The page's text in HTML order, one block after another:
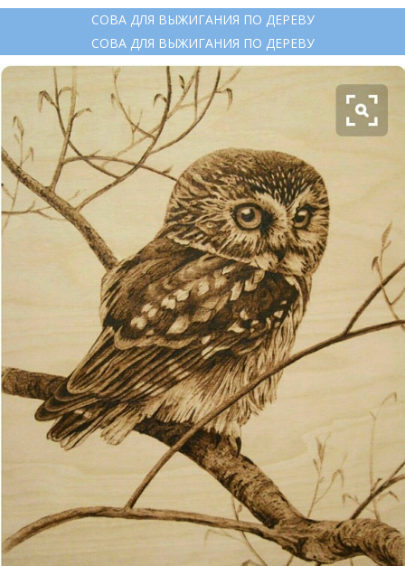
СОВА ДЛЯ ВЫЖИГАНИЯ ПО ДЕРЕВУ
СОВА ДЛЯ ВЫЖИГАНИЯ ПО ДЕРЕВУ